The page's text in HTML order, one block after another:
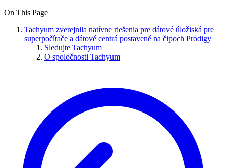
On This Page
Tachyum zverejnila natívne riešenia pre dátové úložiská pre
superpočítače a dátové centrá postavené na čipoch Prodigy
Sledujte Tachyum
O spoločnosti Tachyum